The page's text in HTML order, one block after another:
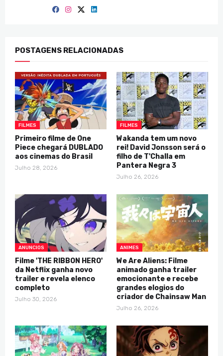
POSTAGENS RELACIONADAS
FILMES
Primeiro filme de One
Piece chegará DUBLADO
aos cinemas do Brasil
Julho 28, 2026
FILMES
Wakanda tem um novo
rei! David Jonsson será o
filho de T'Challa em
Pantera Negra 3
Julho 26, 2026
ANUNCIOS
Filme 'THE RIBBON HERO'
da Netflix ganha novo
trailer e revela elenco
completo
Julho 30, 2026
ANIMES
We Are Aliens: Filme
animado ganha trailer
emocionante e recebe
grandes elogios do
criador de Chainsaw Man
Julho 26, 2026